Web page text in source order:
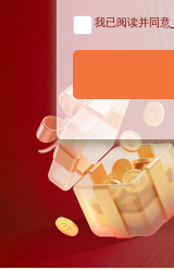
我已阅读并同意